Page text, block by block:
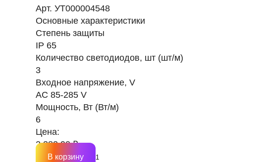
Арт. УТ000004548
Основные характеристики
Степень защиты
IP 65
Количество светодиодов, шт (шт/м)
3
Входное напряжение, V
AC 85-285 V
Мощность, Вт (Вт/м)
6
Цена:
2 382.90 ₽
В корзину